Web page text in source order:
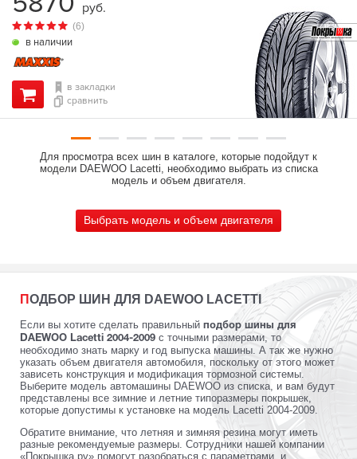
в наличии
(6)
в закладки
сравнить
руб.
Для просмотра всех шин в каталоге, которые подойдут к
модели DAEWOO Lacetti, необходимо выбрать из списка
модель и объем двигателя.
Выбрать модель и объем двигателя
ПОДБОР ШИН ДЛЯ DAEWOO LACETTI
Если вы хотите сделать правильный подбор шины для
DAEWOO Lacetti 2004-2009 с точными размерами, то
необходимо знать марку и год выпуска машины. А так же нужно
указать объем двигателя автомобиля, поскольку от этого может
зависеть конструкция и модификация тормозной системы.
Выберите модель автомашины DAEWOO из списка, и вам будут
представлены все зимние и летние типоразмеры покрышек,
которые допустимы к установке на модель Lacetti 2004-2009.
Обратите внимание, что летняя и зимняя резина могут иметь
разные рекомендуемые размеры. Сотрудники нашей компании
«Покрышка.ру» помогут разобраться с параметрами, и